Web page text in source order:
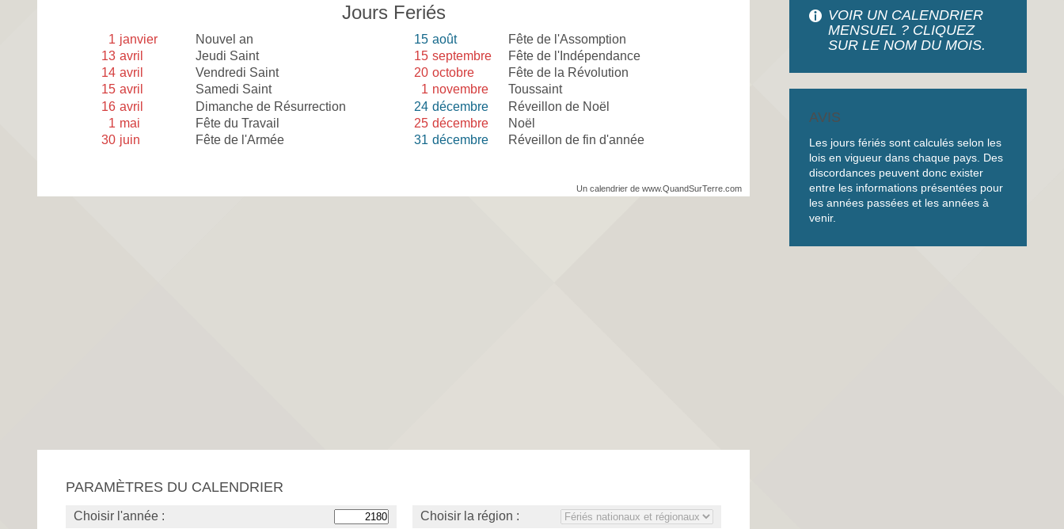
Jours Feriés
1 janvier
Nouvel an
13 avril
Jeudi Saint
14 avril
Vendredi Saint
15 avril
Samedi Saint
16 avril
Dimanche de Résurrection
1 mai
Fête du Travail
30 juin Fête de l'Armée
15 août
Fête de l'Assomption
15 septembre
Fête de l'Indépendance
20 octobre
Fête de la Révolution
1 novembre
Toussaint
24 décembre
Réveillon de Noël
25 décembre
Noël
31 décembre Réveillon de fin d'année
Un calendrier de www.QuandSurTerre.com
PARAMÈTRES DU CALENDRIER
Choisir l'année :
Choisir la région :
VOIR UN CALENDRIER
MENSUEL ? CLIQUEZ
SUR LE NOM DU MOIS.
AVIS
Les jours fériés sont calculés selon les
lois en vigueur dans chaque pays. Des
discordances peuvent donc exister
entre les informations présentées pour
les années passées et les années à
venir.